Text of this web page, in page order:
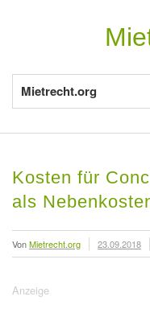
Mietrecht.org
Kosten für
als
VonMietrecht.org 23.09.2018